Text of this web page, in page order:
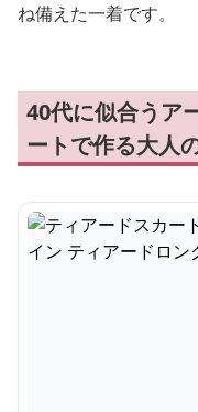
ね備えた一着です。
40代に似合うア
ートで作る大人